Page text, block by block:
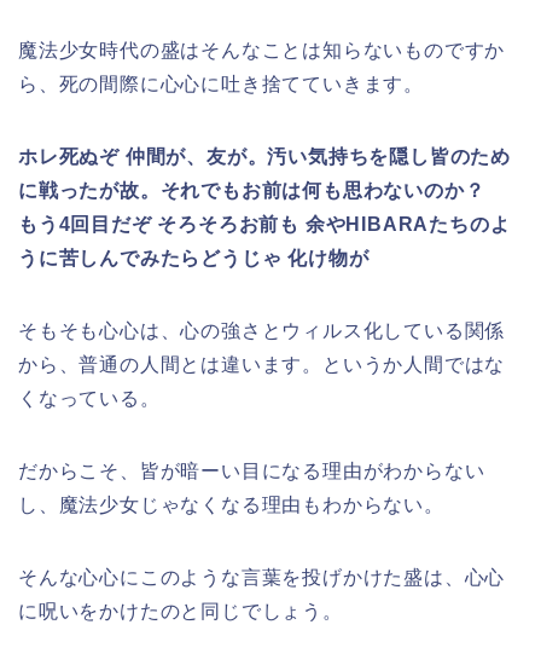
魔法少女時代の盛はそんなことは知らないものですか
ら、死の間際に心心に吐き捨てていきます。
ホレ死ぬぞ 仲間が、友が。汚い気持ちを隠し皆のため
に戦ったが故。それでもお前は何も思わないのか？
もう4回目だぞ そろそろお前も 余やHIBARAたちのよ
うに苦しんでみたらどうじゃ 化け物が
そもそも心心は、心の強さとウィルス化している関係
から、普通の人間とは違います。というか人間ではな
くなっている。
だからこそ、皆が暗ーい目になる理由がわからない
し、魔法少女じゃなくなる理由もわからない。
そんな心心にこのような言葉を投げかけた盛は、心心
に呪いをかけたのと同じでしょう。